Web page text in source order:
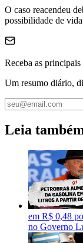
O caso reacendeu
possibilidade de
Receba as
Um resumo diário,
Leia
em R$ 0,48
no Governo